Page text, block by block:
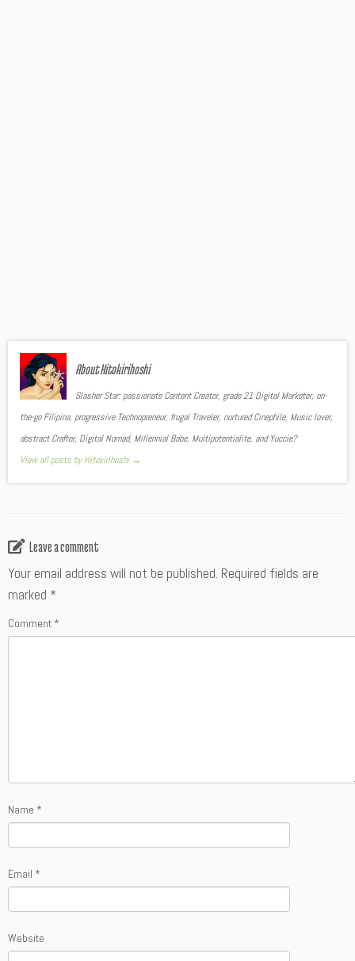
About Hitokirihoshi
Slasher Star: passionate Content Creator, grade 21 Digital Marketer, on-
the-go Filipina, progressive Technopreneur, frugal Traveler, nurtured Cinephile, Music lover,
abstract Crafter, Digital Nomad, Millennial Babe, Multipotentialite, and Yuccie?
View all posts by Hitokirihoshi →
Leave a comment
Your email address will not be published. Required fields are
marked *
Comment *
Name *
Email *
Website